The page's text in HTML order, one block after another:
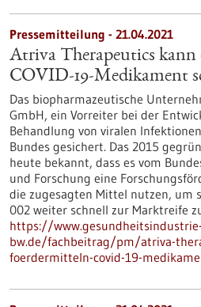
Pressemitteilung - 21.04.2021
Atriva Therapeutics
COVID-19-Medikament
Das biopharmazeutische
GmbH, ein Vorreiter bei der
Behandlung von viralen
Bundes gesichert. Das 2015
heute bekannt, dass es vom
und Forschung eine
die zugesagten Mittel nutzen, um
002 weiter schnell zur Marktreife
https://www.gesundheitsindustrie-
bw.de/fachbeitrag/pm/atriva-
foerdermitteln-covid-19-